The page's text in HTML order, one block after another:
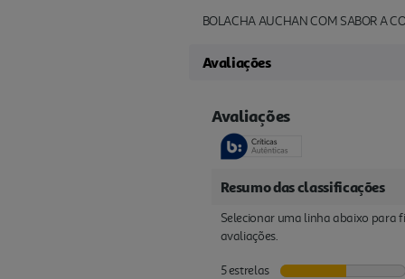
BOLACHA AUCHAN COM SABOR A
Avaliações